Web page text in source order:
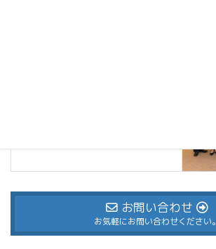
お問い合わせ
お気軽にお問い合わせください。